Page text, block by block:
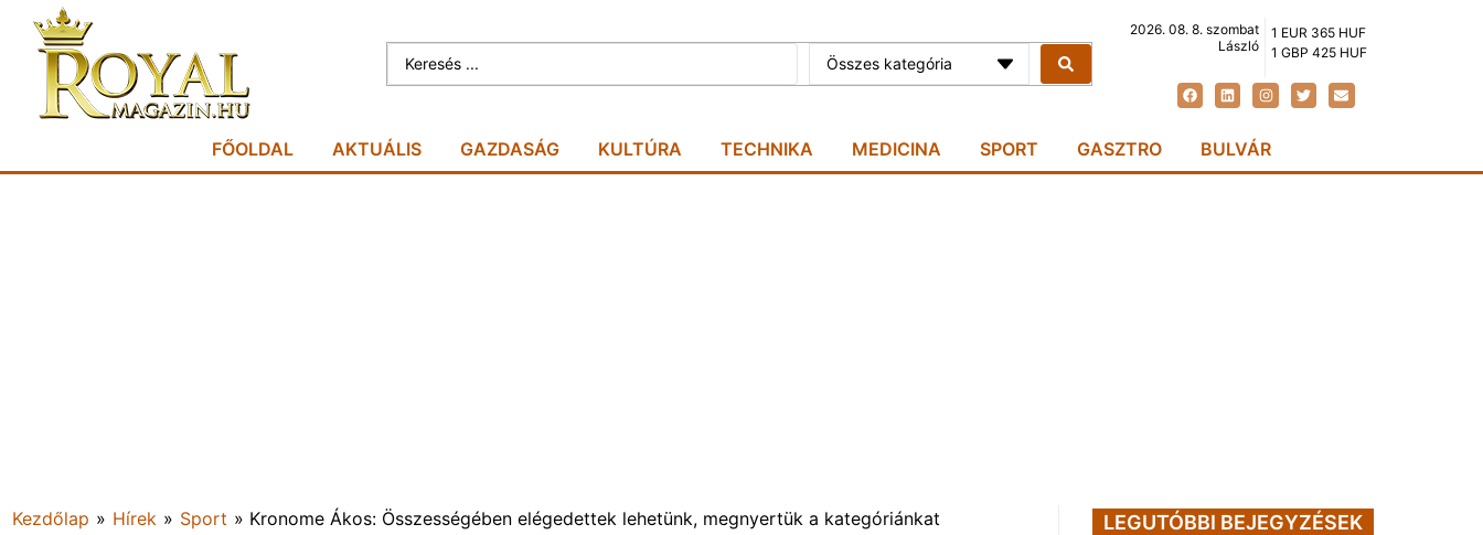
Összes kategória
2026. 08. 8. szombat
László
1 EUR 365 HUF
1 GBP 425 HUF
FŐOLDAL AKTUÁLIS GAZDASÁG KULTÚRA TECHNIKA MEDICINA SPORT GASZTRO BULVÁR
Kezdőlap » Hírek » Sport » Kronome Ákos: Összességében elégedettek lehetünk, megnyertük a kategóriánkat LEGUTÓBBI BEJEGYZÉSEK